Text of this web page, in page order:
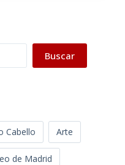
Buscar
Cabello Arte
de Madrid